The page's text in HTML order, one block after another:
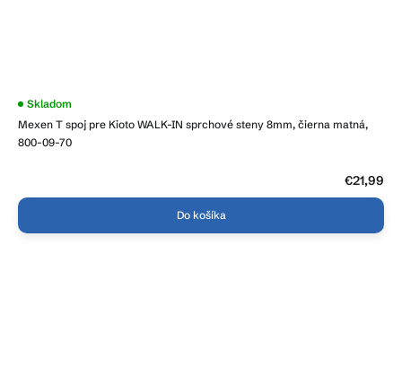
Mexen T spoj pre Kioto WALK-IN sprchové steny 8mm, čierna matná,
800-09-70
Skladom
€21,99
Do košíka